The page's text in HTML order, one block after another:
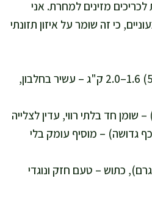
מזינים למחרת. אני
כי זה שומר על איזון תזונתי
כתף בקר (מספר 4 או 5) 1.6–2.0 ק"ג – עשיר בחלבון,
חרדל דיז’ון 20 גרם (1 כף גדושה) – מוסיף עומק בלי
שום 5–6 שיניים (כ-25 גרם), כתוש – טעם חזק ונוגדי